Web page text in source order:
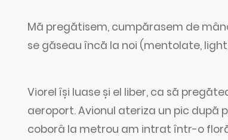
Mă pregătisem, cumpărasem de
se găseau încă la noi (mentolate,
Viorel își luase și el liber, ca să
aeroport. Avionul ateriza un pic după
coborâ la metrou am intrat într-o